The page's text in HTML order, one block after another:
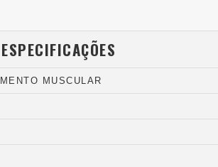
ESPECIFICAÇÕES
MUSCULAR